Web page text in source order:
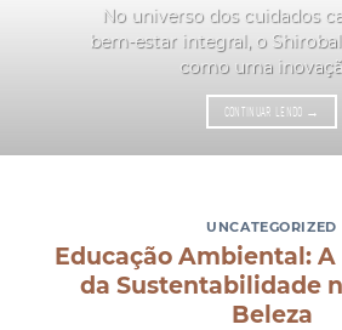
No universo dos cuidados
bem-estar integral, o
como uma
CONTINUAR LENDO →
UNCATEGORIZED
Educação Ambiental:
da Sustentabilidade
Beleza